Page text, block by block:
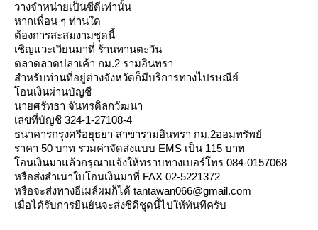
วางจำหน่ายเป็นซีดีเท่านั้น
หากเพื่อน ๆ ท่านใด
ต้องการสะสมงามชุดนี้
เชิญแวะเวียนมาที่ ร้านทานตะวัน
ตลาดลาดปลาเค้า กม.2 รามอินทรา
สำหรับท่านที่อยู่ต่างจังหวัดก็มีบริการทางไปรษณีย์
อนเงินผ่านบัญชี
นายศรัทธา จันทรดิลกวัฒนา
เลขที่บัญชี 324-1-27108-4
ธนาคารกรุงศรีอยุธยา สาขารามอินทรา กม.2ออมทรัพย์
ราคา 50 บาท รวมค่าจัดส่งแบบ EMS เป็น 115 บาท
อนเงินมาแล้วกรุณาแจ้งให้ทราบทางเบอร์โทร 084-0157068
หรือส่งสำเนาใบโอนเงินมาที่ FAX 02-5221372
หรือจะส่งทางอีเมล์ผมก็ได้ tantawan066@gmail.com
เมื่อได้รับการยืนยันจะส่งซีดีชุดนี้ไปให้ทันทีครับ